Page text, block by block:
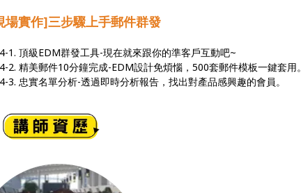
場實作]三步驟上手郵件群發
4-1. 頂級EDM群發工具-現在就來跟你的準客戶互動吧~
4-2. 精美郵件10分鐘完成-EDM設計免煩惱，500套郵件模板一鍵套用。
4-3. 忠實名單分析-透過即時分析報告，找出對產品感興趣的會員。